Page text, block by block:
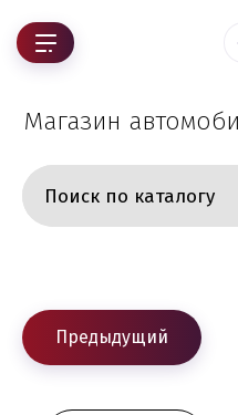
Магазин
Предыдущий